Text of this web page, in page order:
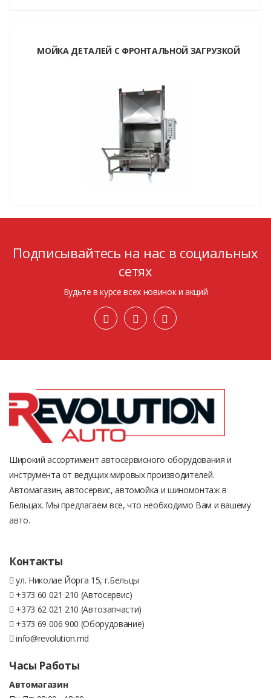
МОЙКА ДЕТАЛЕЙ С ФРОНТАЛЬНОЙ ЗАГРУЗКОЙ
Подписывайтесь на нас в социальных
сетях
Будьте в курсе всех новинок и акций
Широкий ассортимент автосервисного оборудования и
инструмента от ведущих мировых производителей.
Автомагазин, автосервис, автомойка и шиномонтаж в
Бельцах. Мы предлагаем все, что необходимо Вам и вашему
авто.
Контакты
ул. Николае Йорга 15, г.Бельцы
+373 60 021 210 (Автосервис)
+373 62 021 210 (Автозапчасти)
+373 69 006 900 (Оборудование)
info@revolution.md
Часы Работы
Автомагазин